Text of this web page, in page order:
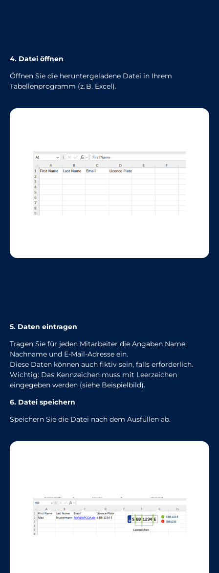
4. Datei öffnen
Öffnen Sie die heruntergeladene Datei in Ihrem
Tabellenprogramm (z. B. Excel).
5. Daten eintragen
Tragen Sie für jeden Mitarbeiter die Angaben Name,
Nachname und E-Mail-Adresse ein.
Diese Daten können auch fiktiv sein, falls erforderlich.
Wichtig: Das Kennzeichen muss mit Leerzeichen
eingegeben werden (siehe Beispielbild).
6. Datei speichern
Speichern Sie die Datei nach dem Ausfüllen ab.